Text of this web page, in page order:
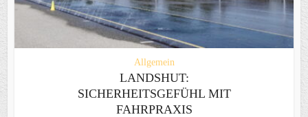
Allgemein
LANDSHUT:
SICHERHEITSGEFÜHL MIT
FAHRPRAXIS